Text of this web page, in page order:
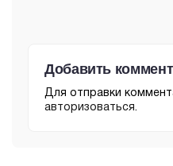
Добавить
Для отправки
авторизоваться.